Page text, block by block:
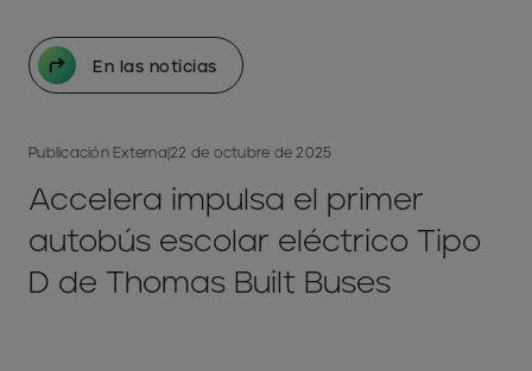
En las noticias
Publicación Externa 22 de octubre de 2025
Accelera impulsa el primer
autobús escolar eléctrico Tipo
D de Thomas Built Buses